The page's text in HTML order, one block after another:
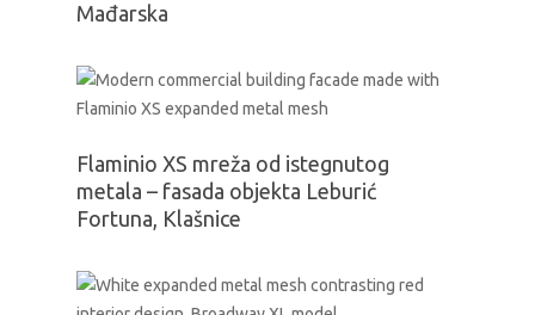
Mađarska
Flaminio XS mreža od istegnutog
metala – fasada objekta Leburić
Fortuna, Klašnice